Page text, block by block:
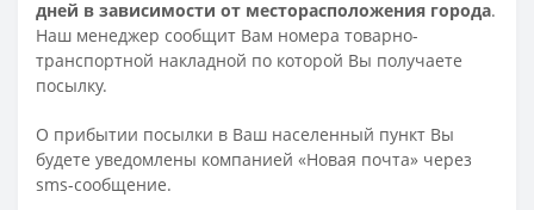
дней в зависимости от месторасположения города.
Наш менеджер сообщит Вам номера товарно-
транспортной накладной по которой Вы получаете
посылку.
О прибытии посылки в Ваш населенный пункт Вы
будете уведомлены компанией «Новая почта» через
sms-сообщение.